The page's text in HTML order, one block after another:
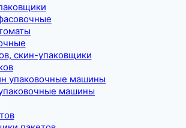
скин-упаковщики
упаковочные машины
машины